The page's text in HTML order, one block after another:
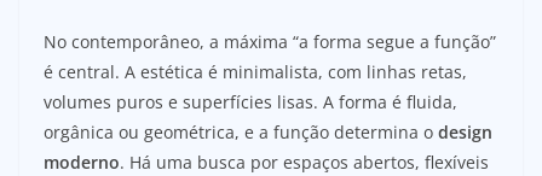
No contemporâneo, a máxima “a forma segue a função”
é central. A estética é minimalista, com linhas retas,
volumes puros e superfícies lisas. A forma é fluida,
orgânica ou geométrica, e a função determina o design
moderno. Há uma busca por espaços abertos, flexíveis